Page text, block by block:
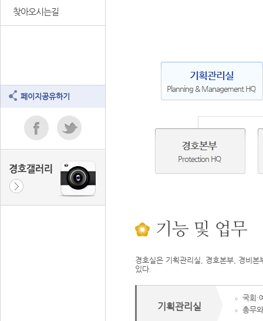
찾아오시는길
페이지공유하기
기능 및 업무
경호실은 기획관리실, 경호본부, 경비
있다.
기획관리실
국회·
총무